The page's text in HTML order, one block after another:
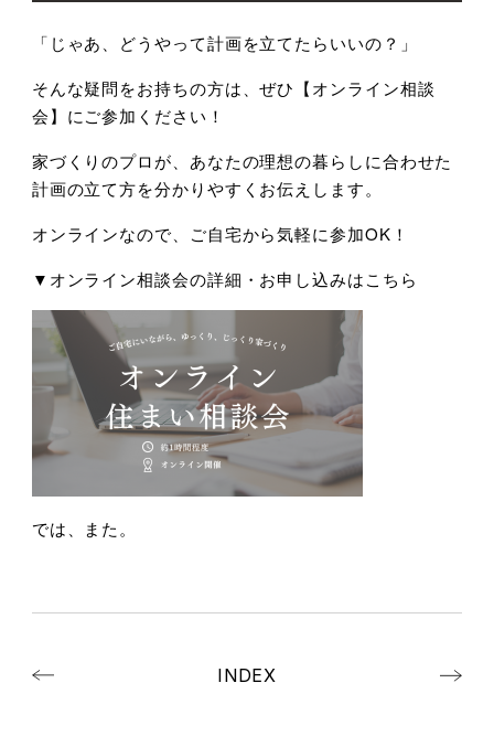
「じゃあ、どうやって計画を立てたらいいの？」
そんな疑問をお持ちの方は、ぜひ【オンライン相談
会】にご参加ください！
家づくりのプロが、あなたの理想の暮らしに合わせた
計画の立て方を分かりやすくお伝えします。
オンラインなので、ご自宅から気軽に参加OK！
▼オンライン相談会の詳細・お申し込みはこちら
では、また。
INDEX